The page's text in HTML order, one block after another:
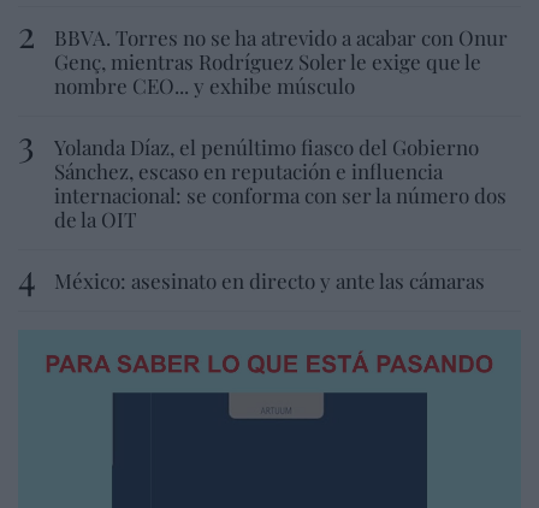
BBVA. Torres no se ha atrevido a acabar con Onur
Genç, mientras Rodríguez Soler le exige que le
nombre CEO... y exhibe músculo
Yolanda Díaz, el penúltimo fiasco del Gobierno
Sánchez, escaso en reputación e influencia
internacional: se conforma con ser la número dos
de la OIT
México: asesinato en directo y ante las cámaras